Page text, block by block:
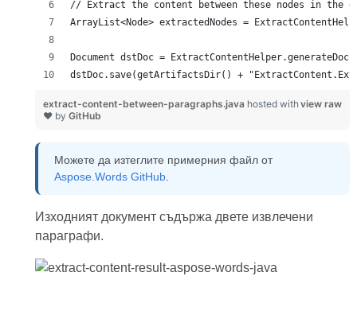
dstDoc.save(getArtifactsDir() +
view raw
extract-content-between-paragraphs.java hosted with
❤ by GitHub
Можете да изтеглите примерния файл от
Aspose.Words GitHub.
Изходният документ съдържа двете извлечени
параграфи.